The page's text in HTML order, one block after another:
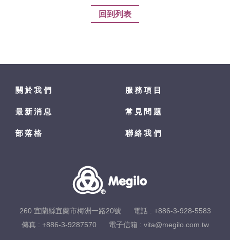
回到列表
關於我們 服務項目
最新消息 常見問題
部落格 聯絡我們
260 宜蘭縣宜蘭市梅洲一路20號 電話 : +886-3-928-5583
傳真 : +886-3-9287570
電子信箱 : vita@megilo.com.tw